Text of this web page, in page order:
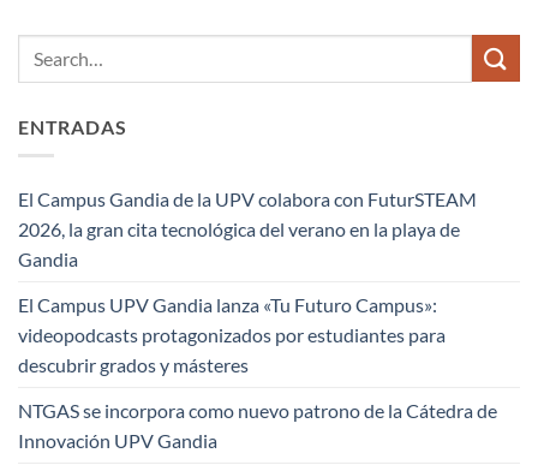
ENTRADAS
El Campus Gandia de la UPV colabora con FuturSTEAM
2026, la gran cita tecnológica del verano en la playa de
Gandia
El Campus UPV Gandia lanza «Tu Futuro Campus»:
videopodcasts protagonizados por estudiantes para
descubrir grados y másteres
NTGAS se incorpora como nuevo patrono de la Cátedra de
Innovación UPV Gandia